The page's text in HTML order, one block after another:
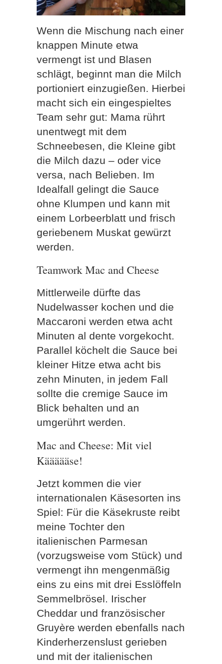
Wenn die Mischung nach einer
knappen Minute etwa
vermengt ist und Blasen
schlägt, beginnt man die Milch
portioniert einzugießen. Hierbei
macht sich ein eingespieltes
Team sehr gut: Mama rührt
unentwegt mit dem
Schneebesen, die Kleine gibt
die Milch dazu – oder vice
versa, nach Belieben. Im
Idealfall gelingt die Sauce
ohne Klumpen und kann mit
einem Lorbeerblatt und frisch
geriebenem Muskat gewürzt
werden.
Teamwork Mac and Cheese
Mittlerweile dürfte das
Nudelwasser kochen und die
Maccaroni werden etwa acht
Minuten al dente vorgekocht.
Parallel köchelt die Sauce bei
kleiner Hitze etwa acht bis
zehn Minuten, in jedem Fall
sollte die cremige Sauce im
Blick behalten und an
umgerührt werden.
Mac and Cheese: Mit viel
Käääääse!
Jetzt kommen die vier
internationalen Käsesorten ins
Spiel: Für die Käsekruste reibt
meine Tochter den
italienischen Parmesan
(vorzugsweise vom Stück) und
vermengt ihn mengenmäßig
eins zu eins mit drei Esslöffeln
Semmelbrösel. Irischer
Cheddar und französischer
Gruyère werden ebenfalls nach
Kinderherzenslust gerieben
und mit der italienischen